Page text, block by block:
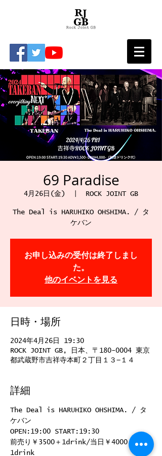
69 Paradise
4月26日(金) ROCK JOINT GB
The Deal is HARUHIKO OHSHIMA. / タ
ケバン
お申し込みの受付は終了しまし
た。
他のイベントを見る
日時・場所
2024年4月26日 19:30
ROCK JOINT GB, 日本、〒180-0004 東京
都武蔵野市吉祥寺本町２丁目１３−１４
詳細
The Deal is HARUHIKO OHSHIMA. / タ
ケバン
OPEN:19:00 START:19:30
前売り￥3500＋1drink/当日￥4000＋
1drink